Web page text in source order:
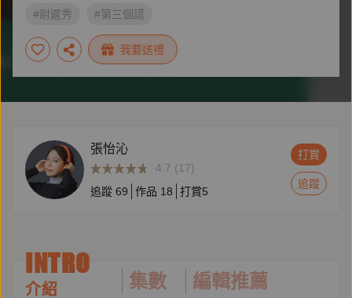
#尉遲秀 #第三個謊
我要送禮
張怡沁
4.7 (17)
追蹤 69 作品 18 打賞5
打賞
追蹤
INTRO
介紹 集數 編輯推薦